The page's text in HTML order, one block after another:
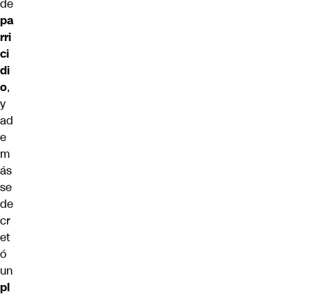
de
pa
rri
ci
di
o,
y
ad
e
m
ás
se
de
cr
et
ó
un
pl